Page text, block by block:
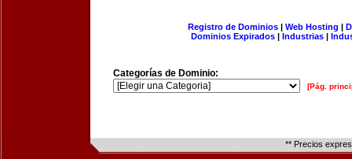
Registro de Dominios| Web Hosting |
Dominios Expirados | Industrias |
Categorías de Dominio:
[Pág.
** Precios